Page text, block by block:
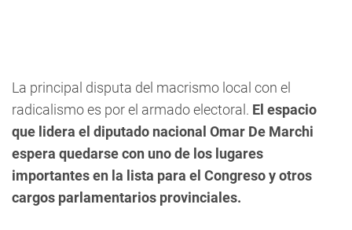
La principal disputa del macrismo local con el
radicalismo es por el armado electoral. El espacio
que lidera el diputado nacional Omar De Marchi
espera quedarse con uno de los lugares
importantes en la lista para el Congreso y otros
cargos parlamentarios provinciales.